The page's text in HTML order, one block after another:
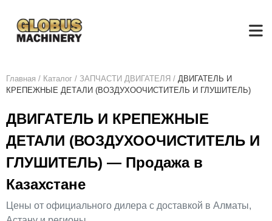
Главная / Каталог / ЗАПЧАСТИ ДВИГАТЕЛЯ / ДВИГАТЕЛЬ И
КРЕПЕЖНЫЕ ДЕТАЛИ (ВОЗДУХООЧИСТИТЕЛЬ И ГЛУШИТЕЛЬ)
ДВИГАТЕЛЬ И КРЕПЕЖНЫЕ
ДЕТАЛИ (ВОЗДУХООЧИСТИТЕЛЬ И
ГЛУШИТЕЛЬ) — Продажа в
Казахстане
Цены от официального дилера с доставкой в Алматы,